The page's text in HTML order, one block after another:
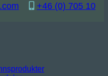
+46 (0) 705 10